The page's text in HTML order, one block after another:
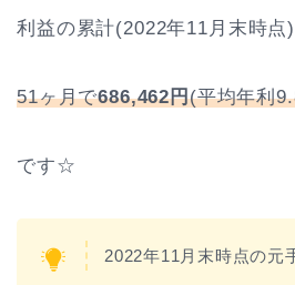
利益の累計(2022年11月末時点
51ヶ月で686,462円(平均年利
です☆
2022年11月末時点の元